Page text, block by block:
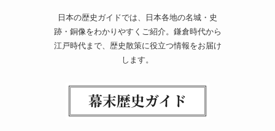
日本の歴史ガイドでは、日本各地の名城・史
跡・銅像をわかりやすくご紹介。鎌倉時代から
江戸時代まで、歴史散策に役立つ情報をお届け
します。